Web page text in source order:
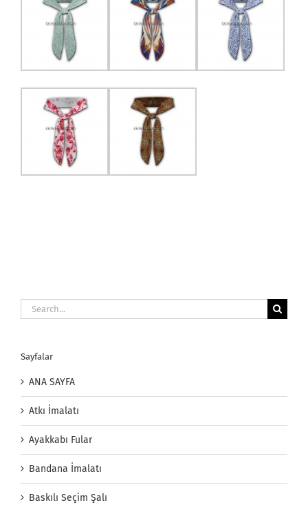
Search
for:
Sayfalar
ANA SAYFA
Atkı İmalatı
Ayakkabı Fular
Bandana İmalatı
Baskılı Seçim Şalı